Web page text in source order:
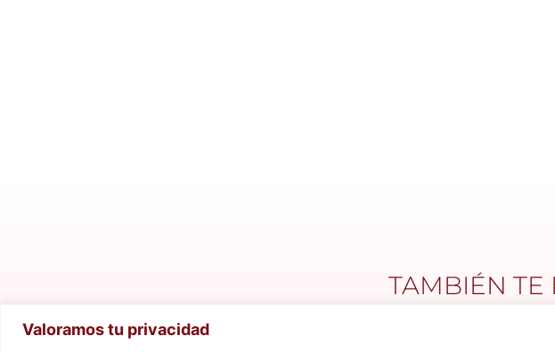
Valoramos tu privacidad
TAMBIÉN TE